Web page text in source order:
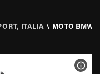
ITALIA \ MOTO BMW